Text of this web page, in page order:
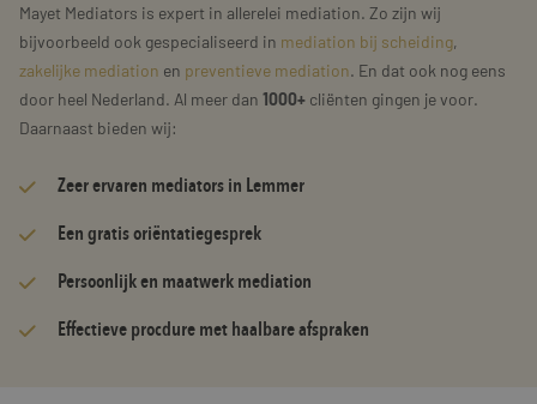
Mayet Mediators is expert in allerelei mediation. Zo zijn wij
bijvoorbeeld ook gespecialiseerd in mediation bij scheiding,
zakelijke mediation en preventieve mediation. En dat ook nog eens
door heel Nederland. Al meer dan 1000+ cliënten gingen je voor.
Daarnaast bieden wij:
Zeerervaren mediators in Lemmer
Een gratis oriëntatiegesprek
Persoonlijk en maatwerk mediation
Effectieve procdure met haalbare afspraken